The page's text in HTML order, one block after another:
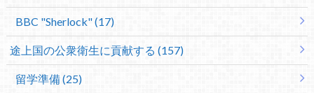
BBC "Sherlock" (17)
途上国の公衆衛生に貢献する (157)
留学準備 (25)